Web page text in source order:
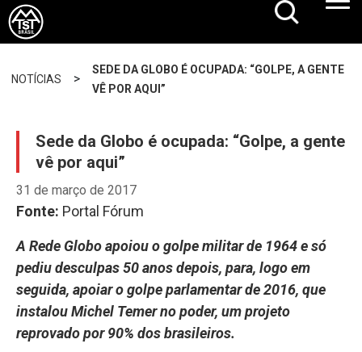
NOTÍCIAS >
SEDE DA GLOBO É OCUPADA: “GOLPE, A GENTE
VÊ POR AQUI”
Sede da Globo é ocupada: “Golpe, a gente
vê por aqui”
31 de março de 2017
Fonte: Portal Fórum
A Rede Globo apoiou o golpe militar de 1964 e só
pediu desculpas 50 anos depois, para, logo em
seguida, apoiar o golpe parlamentar de 2016, que
instalou Michel Temer no poder, um projeto
reprovado por 90% dos brasileiros.